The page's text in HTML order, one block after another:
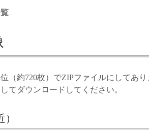
（約720枚）でZIPファイルにしてあ
てダウンロードしてください。